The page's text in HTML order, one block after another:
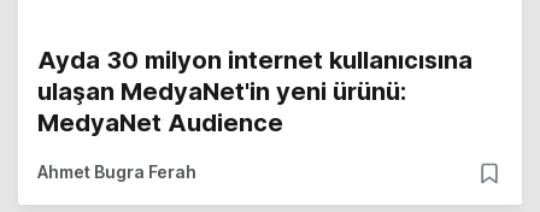
Ayda 30 milyon internet kullanıcısına
ulaşan MedyaNet'in yeni ürünü:
MedyaNet Audience
Ahmet Bugra Ferah